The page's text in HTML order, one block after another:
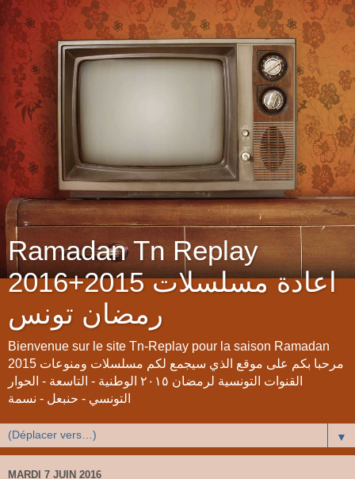
Ramadan Tn Replay
2016+2015 اعادة مسلسلات
رمضان تونس
Bienvenue sur le site Tn-Replay pour la saison Ramadan
2015 مرحبا بكم على موقع الذي سيجمع لكم مسلسلات ومنوعات
القنوات التونسية لرمضان ٢٠١٥ الوطنية - التاسعة - الحوار
التونسي - حنبعل - نسمة
▼
MARDI 7 JUIN 2016